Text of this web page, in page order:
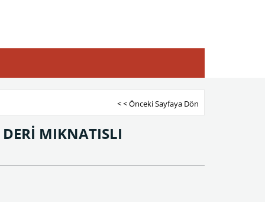
< < Önceki Sayfaya Dön
MIKNATISLI